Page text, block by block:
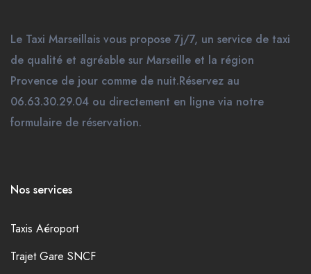
Le Taxi Marseillais vous propose 7j/7, un service de taxi
de qualité et agréable sur Marseille et la région
Provence de jour comme de nuit.Réservez au
06.63.30.29.04 ou directement en ligne via notre
formulaire de réservation.
Nos services
Taxis Aéroport
Trajet Gare SNCF